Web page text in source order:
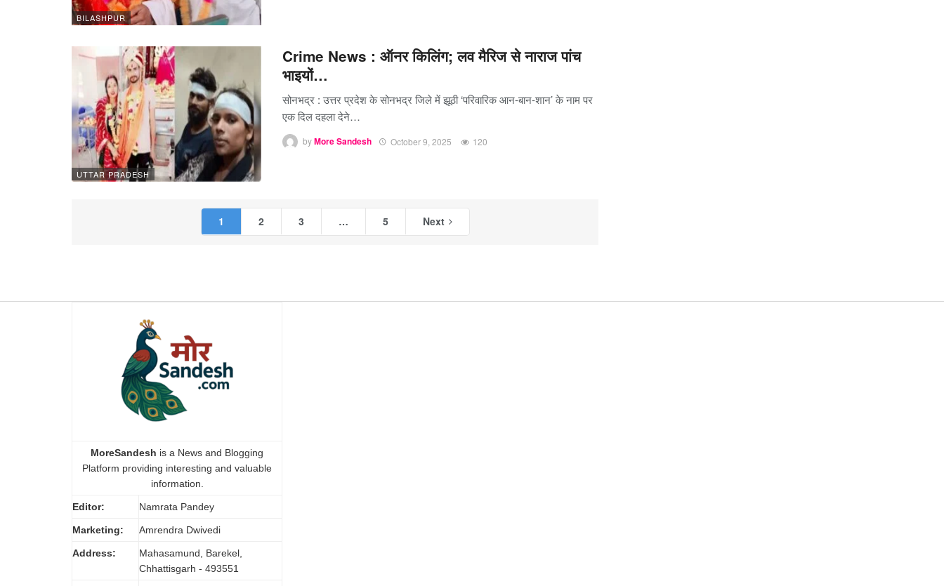
BILASHPUR
UTTAR PRADESH
Crime News : ऑनर किलिंग; लव मैरिज से नाराज पांच
भाइयों…
सोनभद्र : उत्तर प्रदेश के सोनभद्र जिले में झूठी ‘परिवारिक आन-बान-शान’ के नाम पर
एक दिल दहला देने…
byMore Sandesh October 9, 2025 120
1 2 3 … 5 Next
MoreSandesh is a News and Blogging
Platform providing interesting and valuable
information.
Editor: Namrata Pandey
Marketing: Amrendra Dwivedi
Address:
Mahasamund, Barekel,
Chhattisgarh - 493551